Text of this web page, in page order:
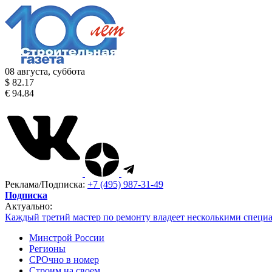
08 августа, суббота
$ 82.17
€ 94.84
Реклама/Подписка: +7 (495) 987-31-49
Подписка
Актуально:
Каждый третий мастер по ремонту владеет несколькими
Минстрой России
Регионы
СРОчно в номер